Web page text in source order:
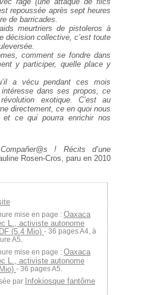
repoussée après sept heures
de barricades.
meurtriers de pistoleros à
décision collective, c’est toute
comment se fondre dans
y participer, quelle place y
a vécu pendant ces mois
dans ses propos, ce
exotique. C’est au
directement, ce en quoi nous
et ce qui pourra enrichir nos
! Récits d’une
Rosen-Cros, paru en 2010
mise en page : Oaxaca
L., activiste autonome
(5.4 Mio) - 36 pages A4, à
A5.
mise en page : Oaxaca
L., activiste autonome
- 36 pages A5.
par Infokiosque fantôme